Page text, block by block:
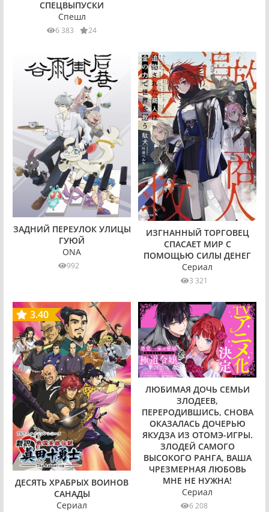
СПЕЦВЫПУСКИ
Спешл
6 383 24
ЗАДНИЙ ПЕРЕУЛОК УЛИЦЫ
ГУЮЙ
ONA
992
ИЗГНАННЫЙ ТОРГОВЕЦ
СПАСАЕТ МИР С
ПОМОЩЬЮ СИЛЫ ДЕНЕГ
Сериал
3 321
3.40
ДЕСЯТЬ ХРАБРЫХ ВОИНОВ
САНАДЫ
Сериал
ЛЮБИМАЯ ДОЧЬ СЕМЬИ
ЗЛОДЕЕВ,
ПЕРЕРОДИВШИСЬ, СНОВА
ОКАЗАЛАСЬ ДОЧЕРЬЮ
ЯКУДЗА ИЗ ОТОМЭ-ИГРЫ.
ЗЛОДЕЙ САМОГО
ВЫСОКОГО РАНГА, ВАША
ЧРЕЗМЕРНАЯ ЛЮБОВЬ
МНЕ НЕ НУЖНА!
Сериал
6 208